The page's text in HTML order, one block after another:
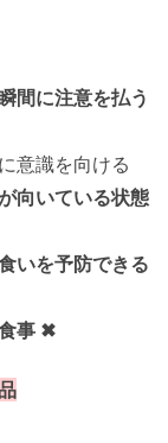
間に注意を払う
意識を向ける
向いている状態
いを予防できる
事 ✖